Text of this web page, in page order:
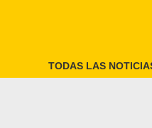
TODAS LAS